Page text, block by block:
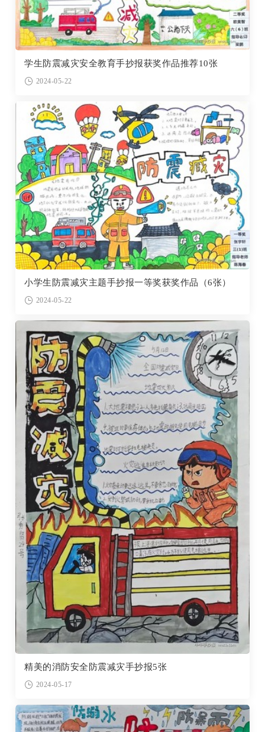
学生防震减灾安全教育手抄报获奖作品推荐10张
2024-05-22
小学生防震减灾主题手抄报一等奖获奖作品（6张）
2024-05-22
精美的消防安全防震减灾手抄报5张
2024-05-17